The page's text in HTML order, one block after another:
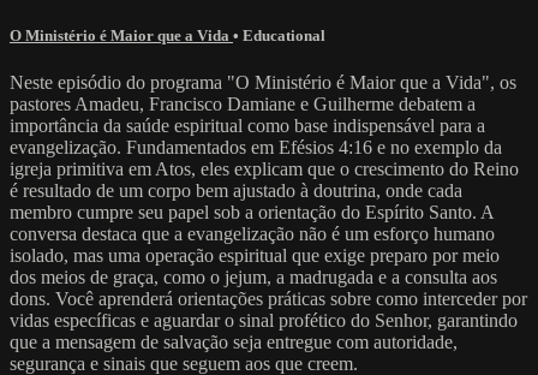
O Ministério é Maior que a Vida • Educational
Neste episódio do programa "O Ministério é Maior que a Vida", os
pastores Amadeu, Francisco Damiane e Guilherme debatem a
importância da saúde espiritual como base indispensável para a
evangelização. Fundamentados em Efésios 4:16 e no exemplo da
igreja primitiva em Atos, eles explicam que o crescimento do Reino
é resultado de um corpo bem ajustado à doutrina, onde cada
membro cumpre seu papel sob a orientação do Espírito Santo. A
conversa destaca que a evangelização não é um esforço humano
isolado, mas uma operação espiritual que exige preparo por meio
dos meios de graça, como o jejum, a madrugada e a consulta aos
dons. Você aprenderá orientações práticas sobre como interceder por
vidas específicas e aguardar o sinal profético do Senhor, garantindo
que a mensagem de salvação seja entregue com autoridade,
segurança e sinais que seguem aos que creem.